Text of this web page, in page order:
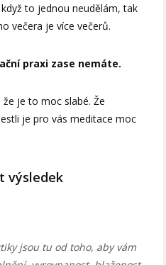
to jednou neudělám, tak
večera je více večerů.
praxi zase nemáte.
je to moc slabé. Že
je pro vás meditace moc
výsledek
jsou tu od toho, aby vám